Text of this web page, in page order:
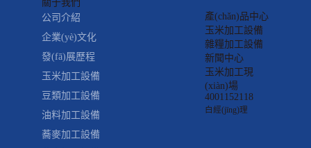
關于我們
公司介紹
企業(yè)文化
發(fā)展歷程
產(chǎn)品中心
玉米加工設備
豆類加工設備
油料加工設備
蕎麥加工設備
玉米加工設備
雜糧加工設備
新聞中心
玉米加工現
(xiàn)場
4001152118
白經(jīng)理